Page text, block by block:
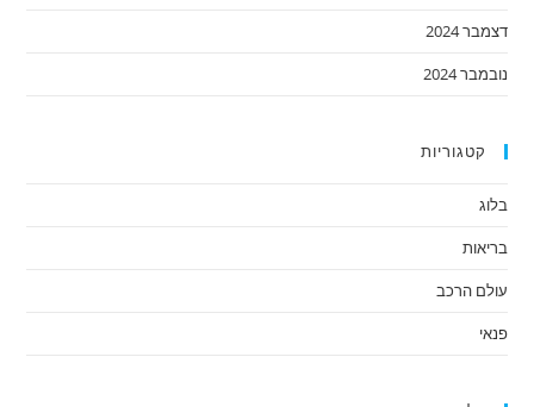
דצמבר 2024
נובמבר 2024
קטגוריות
בלוג
בריאות
עולם הרכב
פנאי